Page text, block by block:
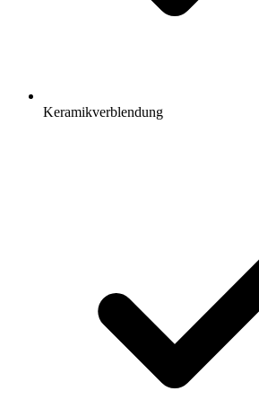
Keramikverblendung